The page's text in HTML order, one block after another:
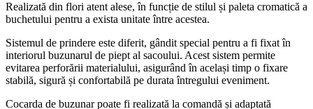
Realizată din flori atent alese, în funcție de stilul și paleta cromatică a
buchetului pentru a exista unitate între acestea.
Sistemul de prindere este diferit, gândit special pentru a fi fixat în
interiorul buzunarul de piept al sacoului. Acest sistem permite
evitarea perforării materialului, asigurând în același timp o fixare
stabilă, sigură și confortabilă pe durata întregului eveniment.
Cocarda de buzunar poate fi realizată la comandă și adaptată